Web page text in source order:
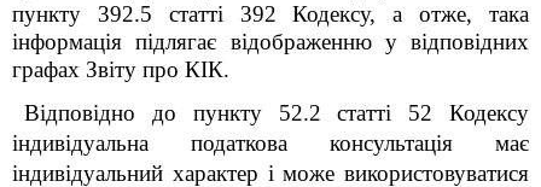
пункту 392.5 статті 392Кодексу, а отже, така
інформація підлягає відображенню у відповідних
графах Звіту про КІК.
Відповідно до пункту 52.2 статті 52 Кодексу
індивідуальна податкова консультація має
індивідуальний характер і може використовуватися